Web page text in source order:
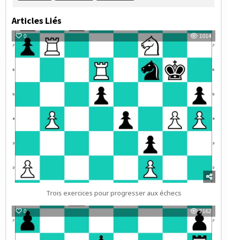
Articles Liés
0 1014
Trois exercices pour progresser aux échecs
0 2162